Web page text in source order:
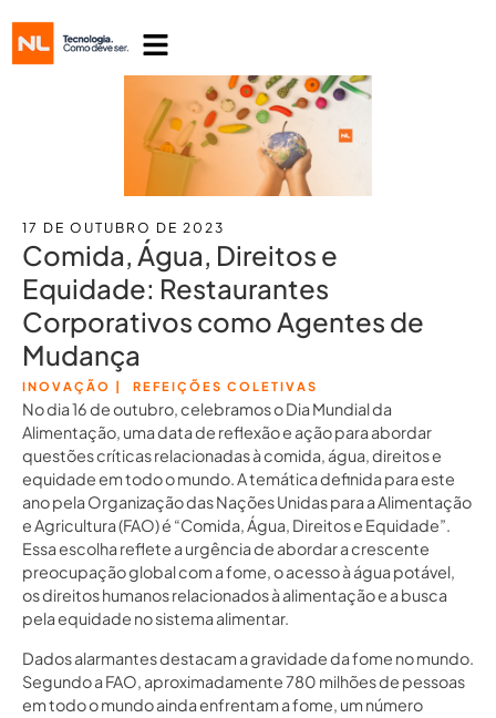
17 DE OUTUBRO DE 2023
Comida, Água, Direitos e
Equidade: Restaurantes
Corporativos como Agentes de
Mudança
INOVAÇÃO REFEIÇÕES COLETIVAS
No dia 16 de outubro, celebramos o Dia Mundial da
Alimentação, uma data de reflexão e ação para abordar
questões críticas relacionadas à comida, água, direitos e
equidade em todo o mundo. A temática definida para este
ano pela Organização das Nações Unidas para a Alimentação
e Agricultura (FAO) é “Comida, Água, Direitos e Equidade”.
Essa escolha reflete a urgência de abordar a crescente
preocupação global com a fome, o acesso à água potável,
os direitos humanos relacionados à alimentação e a busca
pela equidade no sistema alimentar.
Dados alarmantes destacam a gravidade da fome no mundo.
Segundo a FAO, aproximadamente 780 milhões de pessoas
em todo o mundo ainda enfrentam a fome, um número